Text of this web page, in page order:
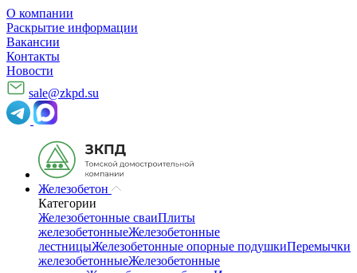
О компании
Раскрытие информации
Вакансии
Контакты
Новости
sale@zkpd.su
Железобетон
Категории
Железобетонные сваиПлиты
железобетонныеЖелезобетонные
лестницыЖелезобетонные опорные подушкиПеремычки
железобетонныеЖелезобетонные